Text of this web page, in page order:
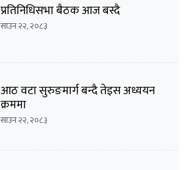
प्रतिनिधिसभा बैठक आज बस्दै
साउन २२, २०८३
आठ वटा सुरुङमार्ग बन्दै तेइस अध्ययन
क्रममा
साउन २२, २०८३